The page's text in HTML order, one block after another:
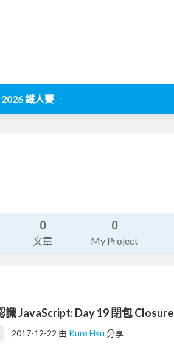
2026 鐵人賽
0
文章
0
My Project
識 JavaScript: Day 19 閉包 Closure
2017-12-22 由 Kuro Hsu 分享